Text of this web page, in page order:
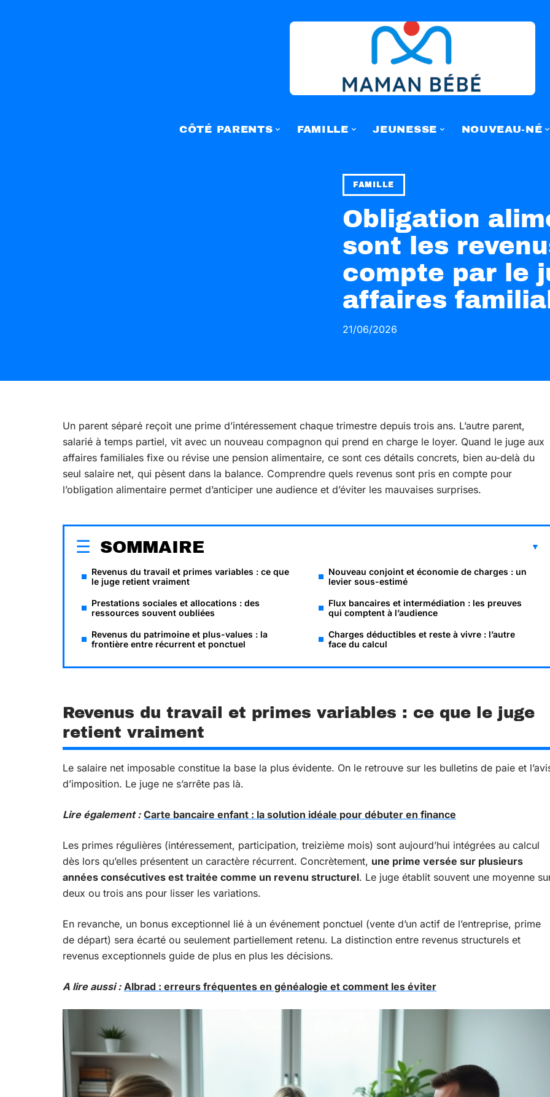
CÔTÉ PARENTS FAMILLE JEUNESSE NOUVEAU-NÉ
FAMILLE
Obligation
sont les
compte par le
affaires
21/06/2026
Un parent séparé reçoit une prime d’intéressement chaque trimestre depuis trois ans. L’autre parent,
salarié à temps partiel, vit avec un nouveau compagnon qui prend en charge le loyer. Quand le juge aux
affaires familiales fixe ou révise une pension alimentaire, ce sont ces détails concrets, bien au-delà du
seul salaire net, qui pèsent dans la balance. Comprendre quels revenus sont pris en compte pour
l’obligation alimentaire permet d’anticiper une audience et d’éviter les mauvaises surprises.
SOMMAIRE
Revenus du travail et primes variables : ce que
le juge retient vraiment
Prestations sociales et allocations : des
ressources souvent oubliées
Revenus du patrimoine et plus-values : la
frontière entre récurrent et ponctuel
Nouveau conjoint et économie de charges : un
levier sous-estimé
Flux bancaires et intermédiation : les preuves
qui comptent à l’audience
Charges déductibles et reste à vivre : l’autre
face du calcul
Revenus du travail et primes variables : ce que le juge
retient vraiment
Le salaire net imposable constitue la base la plus évidente. On le retrouve sur les bulletins de paie et
d’imposition. Le juge ne s’arrête pas là.
Lire également : Carte bancaire enfant : la solution idéale pour débuter en finance
Les primes régulières (intéressement, participation, treizième mois) sont aujourd’hui intégrées au calcul
dès lors qu’elles présentent un caractère récurrent. Concrètement, une prime versée sur plusieurs
années consécutives est traitée comme un revenu structurel. Le juge établit souvent une moyenne
deux ou trois ans pour lisser les variations.
En revanche, un bonus exceptionnel lié à un événement ponctuel (vente d’un actif de l’entreprise, prime
de départ) sera écarté ou seulement partiellement retenu. La distinction entre revenus structurels et
revenus exceptionnels guide de plus en plus les décisions.
A lire aussi : Albrad : erreurs fréquentes en généalogie et comment les éviter